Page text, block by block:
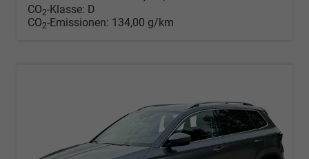
CO2-Klasse: D
CO2-Emissionen: 134,00 g/km